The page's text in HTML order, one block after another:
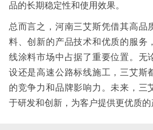
品的长期稳定性和使用效果。
总而言之，河南三艾斯凭借其高品
料、创新的产品技术和优质的服务
线涂料市场中占据了重要位置。无
设还是高速公路标线施工，三艾斯
的竞争力和品牌影响力。未来，三
于研发和创新，为客户提供更优质的